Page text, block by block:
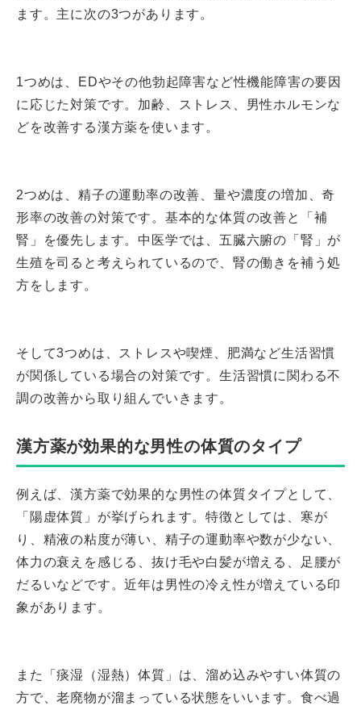
ます。主に次の3つがあります。
1つめは、EDやその他勃起障害など性機能障害の要因
に応じた対策です。加齢、ストレス、男性ホルモンな
どを改善する漢方薬を使います。
2つめは、精子の運動率の改善、量や濃度の増加、奇
形率の改善の対策です。基本的な体質の改善と「補
腎」を優先します。中医学では、五臓六腑の「腎」が
生殖を司ると考えられているので、腎の働きを補う処
方をします。
そして3つめは、ストレスや喫煙、肥満など生活習慣
が関係している場合の対策です。生活習慣に関わる不
調の改善から取り組んでいきます。
漢方薬が効果的な男性の体質のタイプ
例えば、漢方薬で効果的な男性の体質タイプとして、
「陽虚体質」が挙げられます。特徴としては、寒が
り、精液の粘度が薄い、精子の運動率や数が少ない、
体力の衰えを感じる、抜け毛や白髪が増える、足腰が
だるいなどです。近年は男性の冷え性が増えている印
象があります。
また「痰湿（湿熱）体質」は、溜め込みやすい体質の
方で、老廃物が溜まっている状態をいいます。食べ過